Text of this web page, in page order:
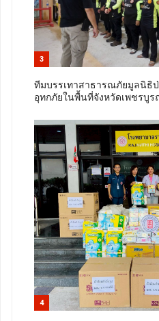
3
ทีมบรรเทาสาธารณภัยมูลนิธิ
อุทกภัยในพื้นที่จังหวัดเพชรบู
4